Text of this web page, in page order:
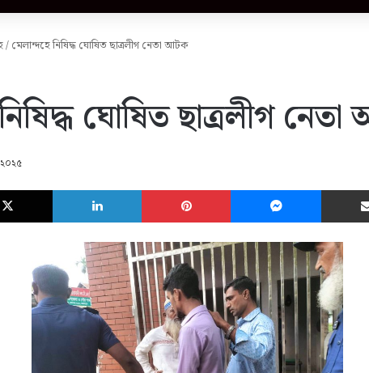
/মেলান্দহে নিষিদ্ধ ঘোষিত ছাত্রলীগ নেতা আটক
ঘোষিত ছাত্রলীগ
X LinkedIn Pinterest